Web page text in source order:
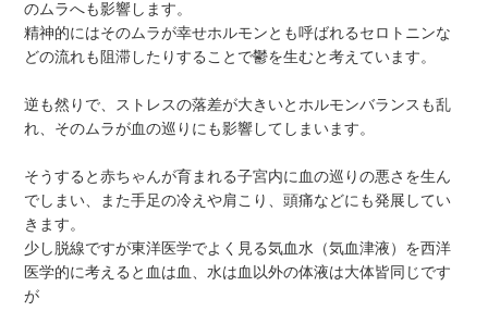
のムラへも影響します。
精神的にはそのムラが幸せホルモンとも呼ばれるセロトニンな
どの流れも阻滞したりすることで鬱を生むと考えています。
逆も然りで、ストレスの落差が大きいとホルモンバランスも乱
れ、そのムラが血の巡りにも影響してしまいます。
そうすると赤ちゃんが育まれる子宮内に血の巡りの悪さを生ん
でしまい、また手足の冷えや肩こり、頭痛などにも発展してい
きます。
少し脱線ですが東洋医学でよく見る気血水（気血津液）を西洋
医学的に考えると血は血、水は血以外の体液は大体皆同じです
が